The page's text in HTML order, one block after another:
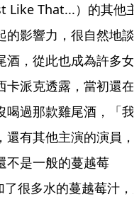
Like That...）的其他主
的影響力，很自然地談
酒，從此也成為許多女
卡派克透露，當初還在
喝過那款雞尾酒，「我
還有其他主演的演員，
不是一般的蔓越莓
很多水的蔓越莓汁，